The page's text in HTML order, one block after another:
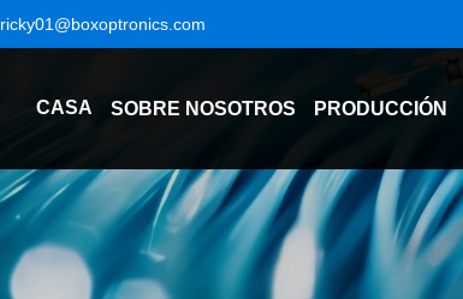
ricky01@boxoptronics.com
CASA SOBRE NOSOTROS PRODUCCIÓN